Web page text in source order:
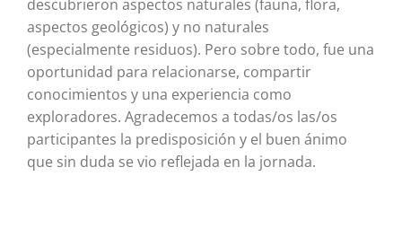
descubrieron aspectos naturales (fauna, flora,
aspectos geológicos) y no naturales
(especialmente residuos). Pero sobre todo, fue una
oportunidad para relacionarse, compartir
conocimientos y una experiencia como
exploradores. Agradecemos a todas/os las/os
participantes la predisposición y el buen ánimo
que sin duda se vio reflejada en la jornada.